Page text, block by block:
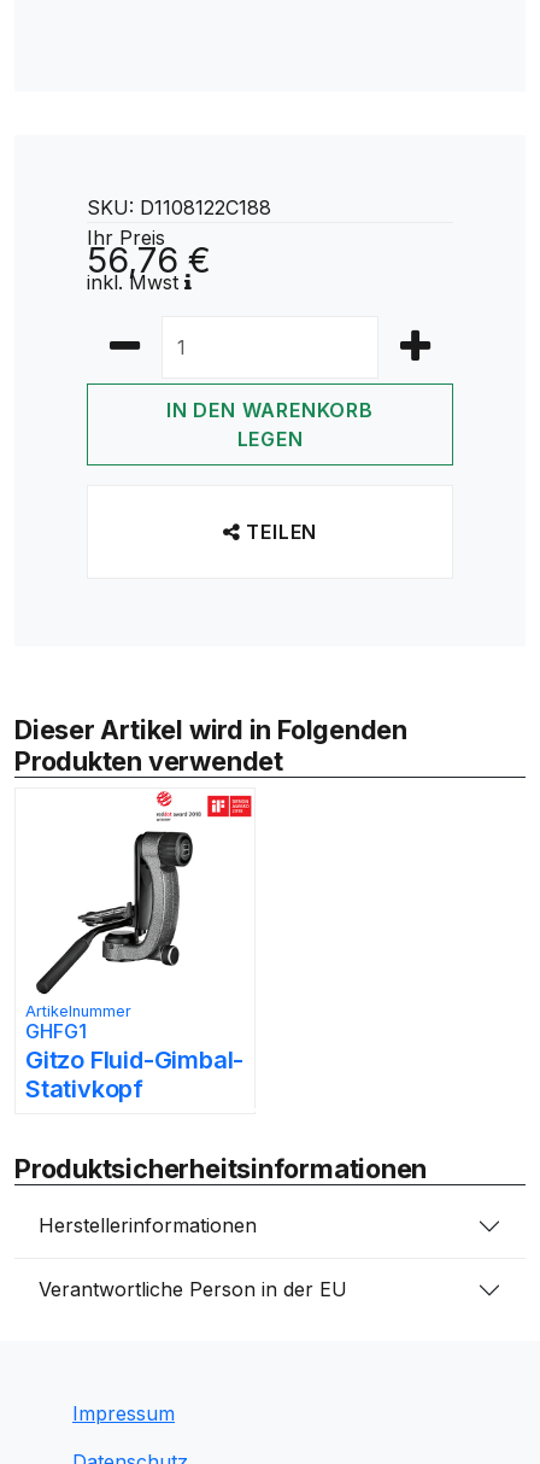
SKU: D1108122C188
Ihr Preis
56,76 €
inkl. Mwst
IN DEN WARENKORB
LEGEN
TEILEN
Dieser Artikel wird in Folgenden
Produkten verwendet
Artikelnummer
GHFG1
Gitzo Fluid-Gimbal-
Stativkopf
Produktsicherheitsinformationen
Herstellerinformationen
Verantwortliche Person in der EU
Impressum